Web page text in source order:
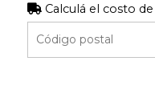
Calculá el costo